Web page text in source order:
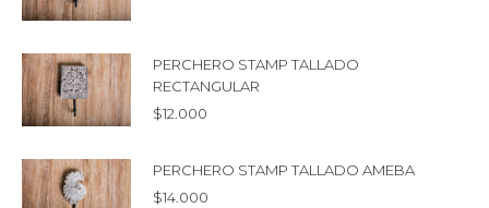
PERCHERO STAMP TALLADO
RECTANGULAR
$12.000
PERCHERO STAMP TALLADO AMEBA
$14.000